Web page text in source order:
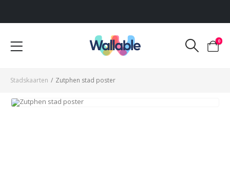
Voor 12:00 uur besteld, dezelfde werkdag verzonden
0
Stadskaarten / Zutphen stad poster